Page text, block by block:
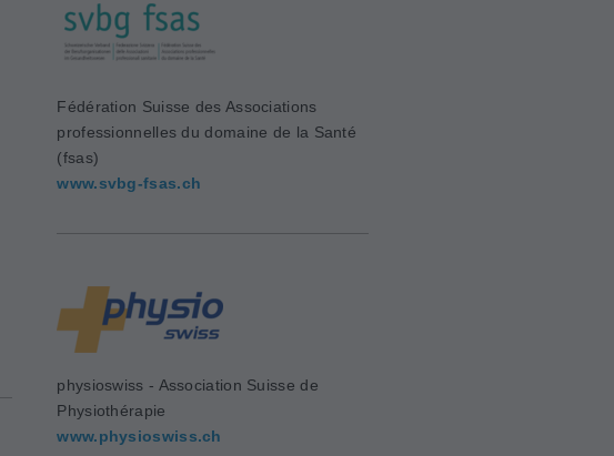
Fédération Suisse des Associations
professionnelles du domaine de la Santé
(fsas)
www.svbg-fsas.ch
physioswiss - Association Suisse de
Physiothérapie
www.physioswiss.ch